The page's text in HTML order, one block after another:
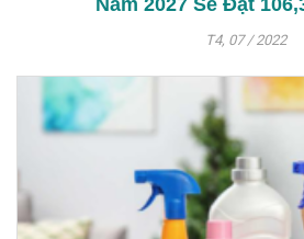
T4, 07 / 2022